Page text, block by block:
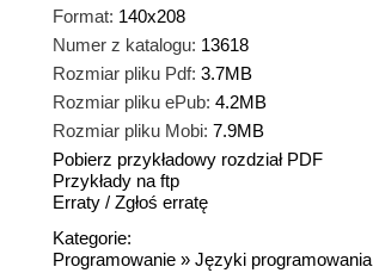
Format: 140x208
Numer z katalogu: 13618
Rozmiar pliku Pdf: 3.7MB
Rozmiar pliku ePub: 4.2MB
Rozmiar pliku Mobi: 7.9MB
Pobierz przykładowy rozdział PDF
Przykłady na ftp
Erraty / Zgłoś erratę
Kategorie:
Programowanie » Języki programowania